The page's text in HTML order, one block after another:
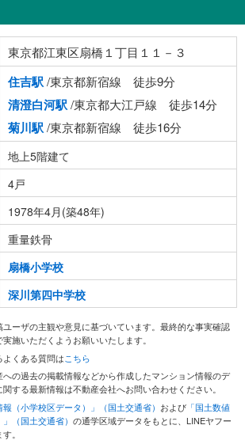
東京都江東区扇橋１丁目１１－３
住吉駅/東京都新宿線 徒歩9分
清澄白河駅/東京都大江戸線 徒歩14分
菊川駅/東京都新宿線 徒歩16分
地上5階建て
4戸
1978年4月(築48年)
重量鉄骨
扇橋小学校
深川第四中学校
ーザの主観や意見に基づいています。最終的な事実確認
施いただくようお願いいたします。
くある質問はこちら
への過去の掲載情報などから作成したマンション情報のデ
する最新情報は不動産会社へお問い合わせください。
報（小学校区データ）」（国土交通省） および 「国土数値
（国土交通省） の通学区域データをもとに、LINEヤフー
。